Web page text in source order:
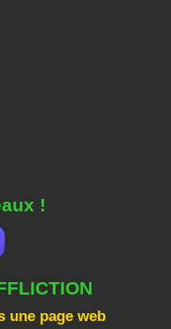
!
une page web